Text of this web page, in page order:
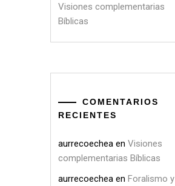
Visiones complementarias
Bíblicas
COMENTARIOS
RECIENTES
aurrecoechea en Visiones
complementarias Bíblicas
aurrecoechea en Foralismo y